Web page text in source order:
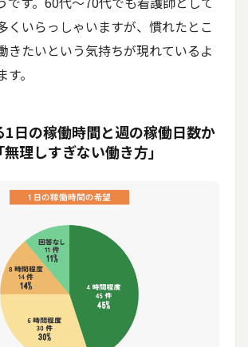
くいらっしゃいますが、慣れたとこ
きたいという気持ちが現れているよ
。
日の稼働時間と週の稼働日数か
理しすぎない働き方」